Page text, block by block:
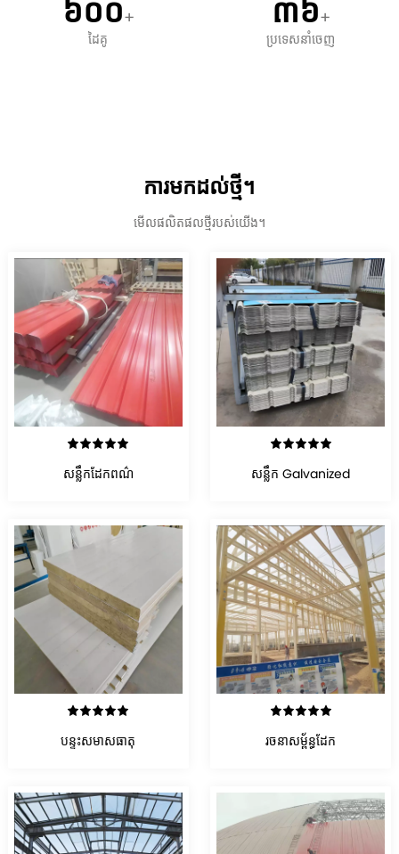
៦០០+
ដៃគូ
៣៦+
ប្រទេសនាំចេញ
ការមកដល់ថ្មី។
មើលផលិតផលថ្មីរបស់យើង។
មើលព័ត៌មានលម្អិត
សន្លឹកដែកពណ៌
មើលព័ត៌មានលម្អិត
សន្លឹក Galvanized
បន្ទះសមាសធាតុ
មើលព័ត៌មានលម្អិត
រចនាសម្ព័ន្ធដែក